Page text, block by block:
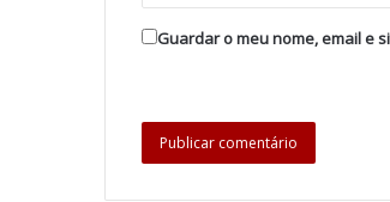
Guardar o meu nome, email e